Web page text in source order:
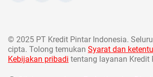
© 2025 PT Kredit Pintar Indonesia.
cipta. Tolong temukan Syarat dan
Kebijakan pribadi tentang layanan Kredit